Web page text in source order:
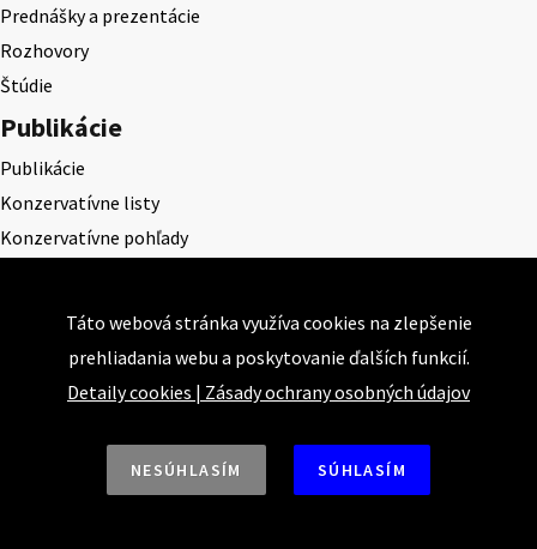
Prednášky a prezentácie
Rozhovory
Štúdie
Publikácie
Publikácie
Konzervatívne listy
Konzervatívne pohľady
Akadémia klasickej ekonómie
Študentská esej
Táto webová stránka využíva cookies na zlepšenie
prehliadania webu a poskytovanie ďalších funkcií.
Detaily cookies | Zásady ochrany osobných údajov
NESÚHLASÍM SÚHLASÍM